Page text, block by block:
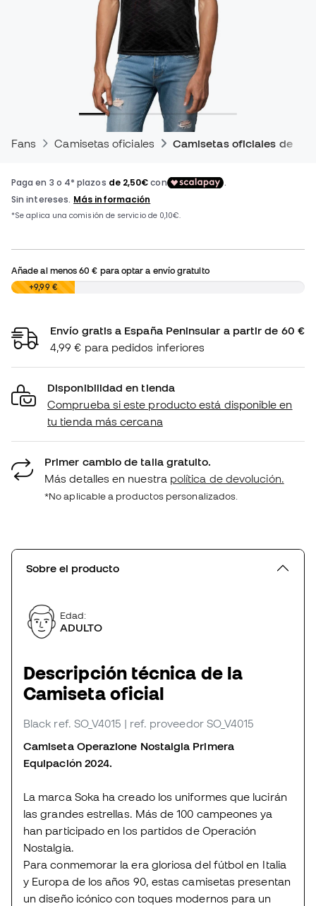
Fans Camisetas oficiales Camisetas oficiales de
Añade al menos60 € para optar a envío gratuito
0,00 €+9,99 €
Envío gratis a España Peninsular a partir de 60 €
4,99 € para pedidos inferiores
Disponibilidad en tienda
Comprueba si este producto está disponible en
tu tienda más cercana
Primer cambio de talla gratuito.
Más detalles en nuestra política de devolución.
*No aplicable a productos personalizados.
Sobre el producto
Edad:
ADULTO
Descripción técnica de la
Camiseta oficial
Black ref. SO_V4015 | ref. proveedor SO_V4015
Camiseta Operazione Nostalgia Primera
Equipación 2024.
La marca Soka ha creado los uniformes que lucirán
las grandes estrellas. Más de 100 campeones ya
han participado en los partidos de Operación
Nostalgia.
Para conmemorar la era gloriosa del fútbol en Italia
y Europa de los años 90, estas camisetas presentan
un diseño icónico con toques modernos para un